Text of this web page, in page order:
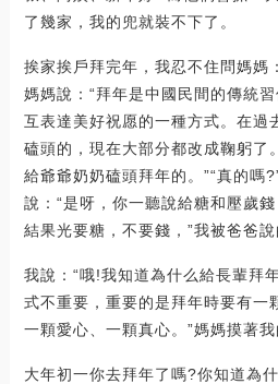
了幾家，我的兜就裝不下了。
挨家挨戶拜完年，我忍不住問媽媽
媽媽說：“拜年是中國民間的傳統
互表達美好祝愿的一種方式。在過
磕頭的，現在大部分都改成鞠躬了
給爺爺奶奶磕頭拜年的。”“真的嗎
說：“是呀，你一聽說給糖和壓歲
結果光要糖，不要錢，”我被爸爸說
我說：“哦!我知道為什么給長輩拜
式不重要，重要的是拜年時要有一
一顆愛心、一顆真心。”媽媽摸著
大年初一你去拜年了嗎?你知道為